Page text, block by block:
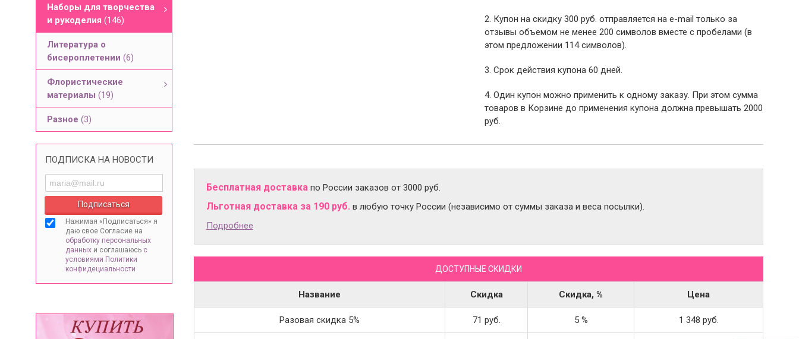
Наборы для творчества
и рукоделия (146)
Литература о
бисероплетении (6)
Флористические
материалы (19)
Разное (3)
ПОДПИСКА НА НОВОСТИ
Нажимая «Подписаться» я
даю свое Согласие на
обработку персональных
данных и соглашаюсь с
условиями Политики
конфидециальности
2. Купон на скидку 300 руб. отправляется на e-mail только за
отзывы объемом не менее 200 символов вместе с пробелами (в
этом предложении 114 символов).
3. Срок действия купона 60 дней.
4. Один купон можно применить к одному заказу. При этом сумма
товаров в Корзине до применения купона должна превышать 2000
руб.
Бесплатная доставка по России заказов от 3000 руб.
Льготная доставка за 190 руб. в любую точку России (независимо от суммы заказа и веса посылки).
Подробнее
ДОСТУПНЫЕ СКИДКИ
Название Скидка Скидка, % Цена
Разовая скидка 5% 71 руб. 5 % 1 348 руб.